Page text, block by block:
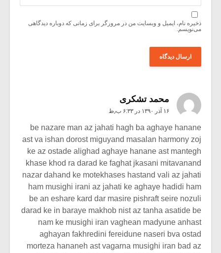
ذخیره نام، ایمیل و وبسایت من در مرورگر برای زمانی که دوباره دیدگاهی
می‌نویسم.
محمد تشکری
۱۶ آذر ۱۳۹۰ در ۶:۳۳ ب٫ظ
be nazare man az jahati hagh ba aghaye hanane
ast va ishan dorost miguyand masalan harmony zoj
ke az ostade alighad aghaye hanane ast mantegh
khase khod ra darad ke faghat jkasani mitavanand
nazar dahand ke motekhases hastand vali az jahati
ham musighi irani az jahati ke aghaye hadidi ham
be an eshare kard dar masire pishraft seire nozuli
darad ke in baraye makhob nist az tanha asatide be
nam ke musighi iran vaghean madyune anhast
aghayan fakhredini fereidune naseri bva ostad
morteza hananeh ast vagarna musighi iran bad az